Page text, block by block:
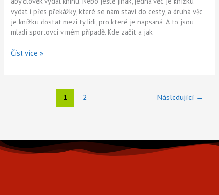
vydat i přes překážky, které se nám staví do cesty, a druhá věc
je knížku dostat mezi ty lidi, pro které je napsaná. A to jsou
mladí sportovci v mém případě. Kde začít a jak
Číst více »
1 2 Následující →